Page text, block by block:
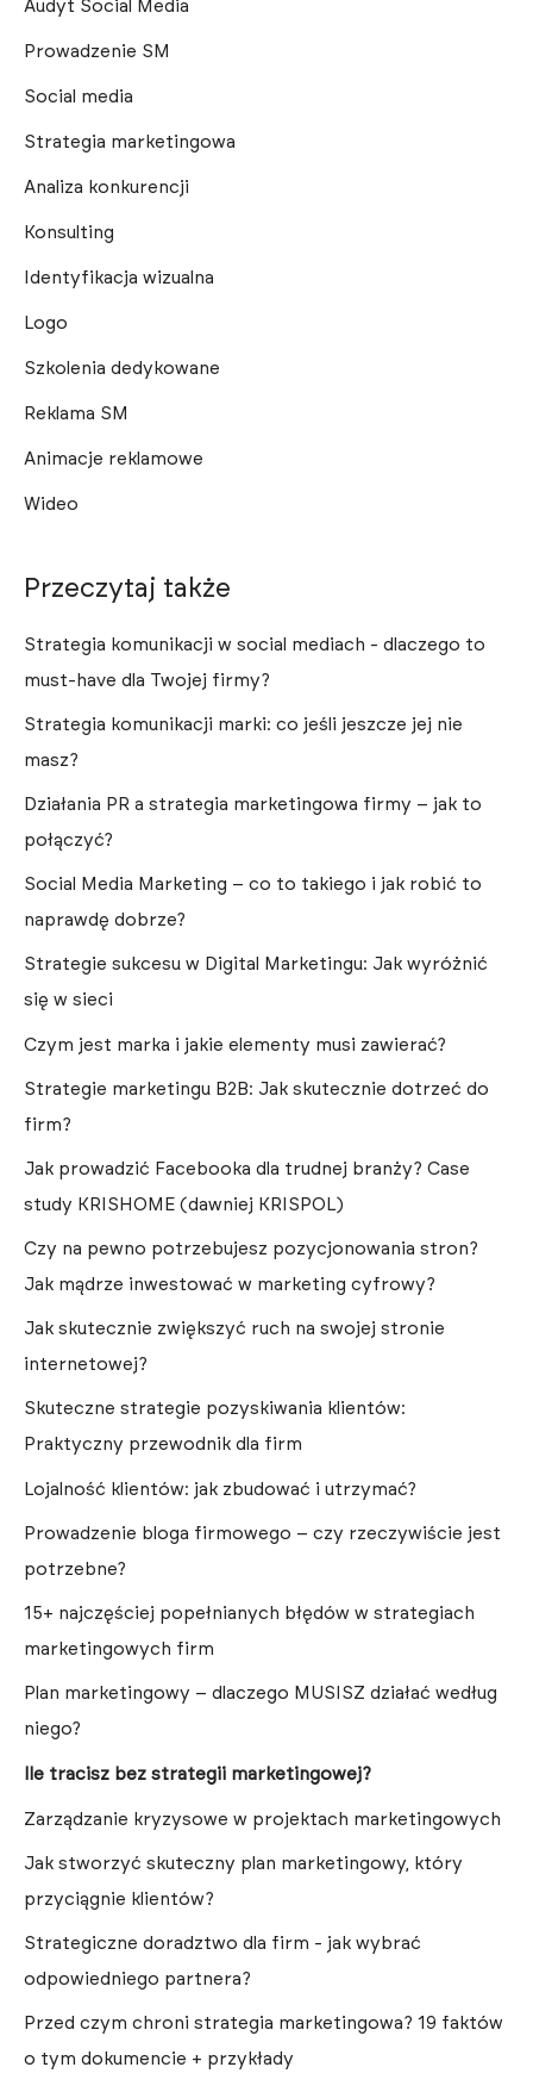
Audyt Social Media
Prowadzenie SM
Social media
Strategia marketingowa
Analiza konkurencji
Konsulting
Identyfikacja wizualna
Logo
Szkolenia dedykowane
Reklama SM
Animacje reklamowe
Wideo
Przeczytaj także
Strategia komunikacji w social mediach - dlaczego to
must-have dla Twojej firmy?
Strategia komunikacji marki: co jeśli jeszcze jej nie
masz?
Działania PR a strategia marketingowa firmy – jak to
połączyć?
Social Media Marketing – co to takiego i jak robić to
naprawdę dobrze?
Strategie sukcesu w Digital Marketingu: Jak wyróżnić
się w sieci
Czym jest marka i jakie elementy musi zawierać?
Strategie marketingu B2B: Jak skutecznie dotrzeć do
firm?
Jak prowadzić Facebooka dla trudnej branży? Case
study KRISHOME (dawniej KRISPOL)
Czy na pewno potrzebujesz pozycjonowania stron?
Jak mądrze inwestować w marketing cyfrowy?
Jak skutecznie zwiększyć ruch na swojej stronie
internetowej?
Skuteczne strategie pozyskiwania klientów:
Praktyczny przewodnik dla firm
Lojalność klientów: jak zbudować i utrzymać?
Prowadzenie bloga firmowego – czy rzeczywiście jest
potrzebne?
15+ najczęściej popełnianych błędów w strategiach
marketingowych firm
Plan marketingowy – dlaczego MUSISZ działać według
niego?
Ile tracisz bez strategii marketingowej?
Zarządzanie kryzysowe w projektach marketingowych
Jak stworzyć skuteczny plan marketingowy, który
przyciągnie klientów?
Strategiczne doradztwo dla firm - jak wybrać
odpowiedniego partnera?
Przed czym chroni strategia marketingowa? 19 faktów
o tym dokumencie + przykłady